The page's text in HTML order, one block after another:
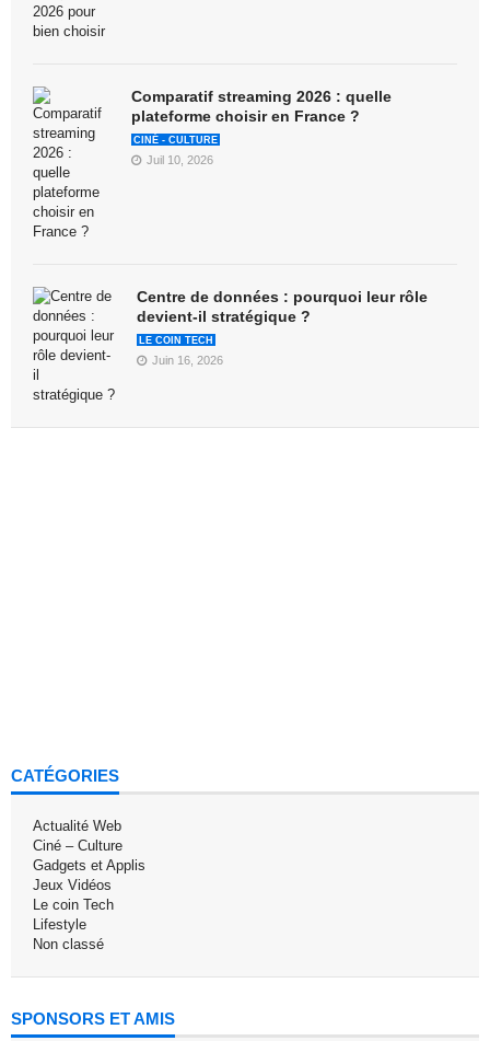
Comparatif streaming 2026 : quelle
plateforme choisir en France ?
CINÉ - CULTURE
Juil 10, 2026
Centre de données : pourquoi leur rôle
devient-il stratégique ?
LE COIN TECH
Juin 16, 2026
CATÉGORIES
Actualité Web
Ciné – Culture
Gadgets et Applis
Jeux Vidéos
Le coin Tech
Lifestyle
Non classé
SPONSORS ET AMIS